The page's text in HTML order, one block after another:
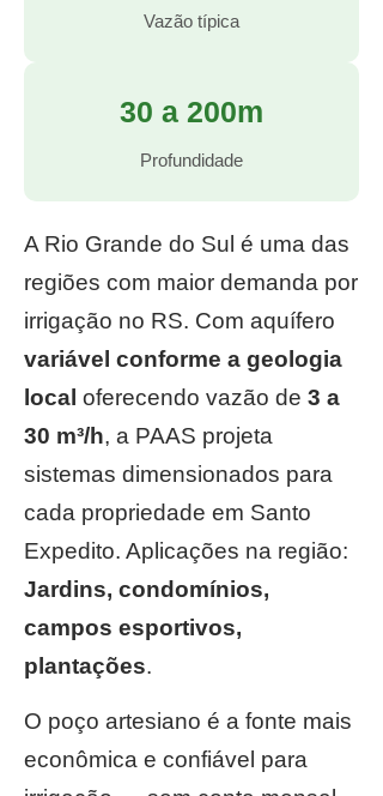
Vazão típica
30 a 200m
Profundidade
A Rio Grande do Sul é uma das
regiões com maior demanda por
irrigação no RS. Com aquífero
variável conforme a geologia
local oferecendo vazão de 3 a
30 m³/h, a PAAS projeta
sistemas dimensionados para
cada propriedade em Santo
Expedito. Aplicações na região:
Jardins, condomínios,
campos esportivos,
plantações.
O poço artesiano é a fonte mais
econômica e confiável para